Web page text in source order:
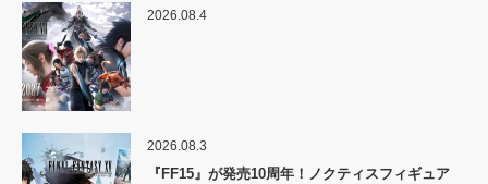
2026.08.4
2026.08.3
『FF15』が発売10周年！ノクティスフィギュア